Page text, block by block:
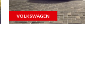
VOLKSWAGEN